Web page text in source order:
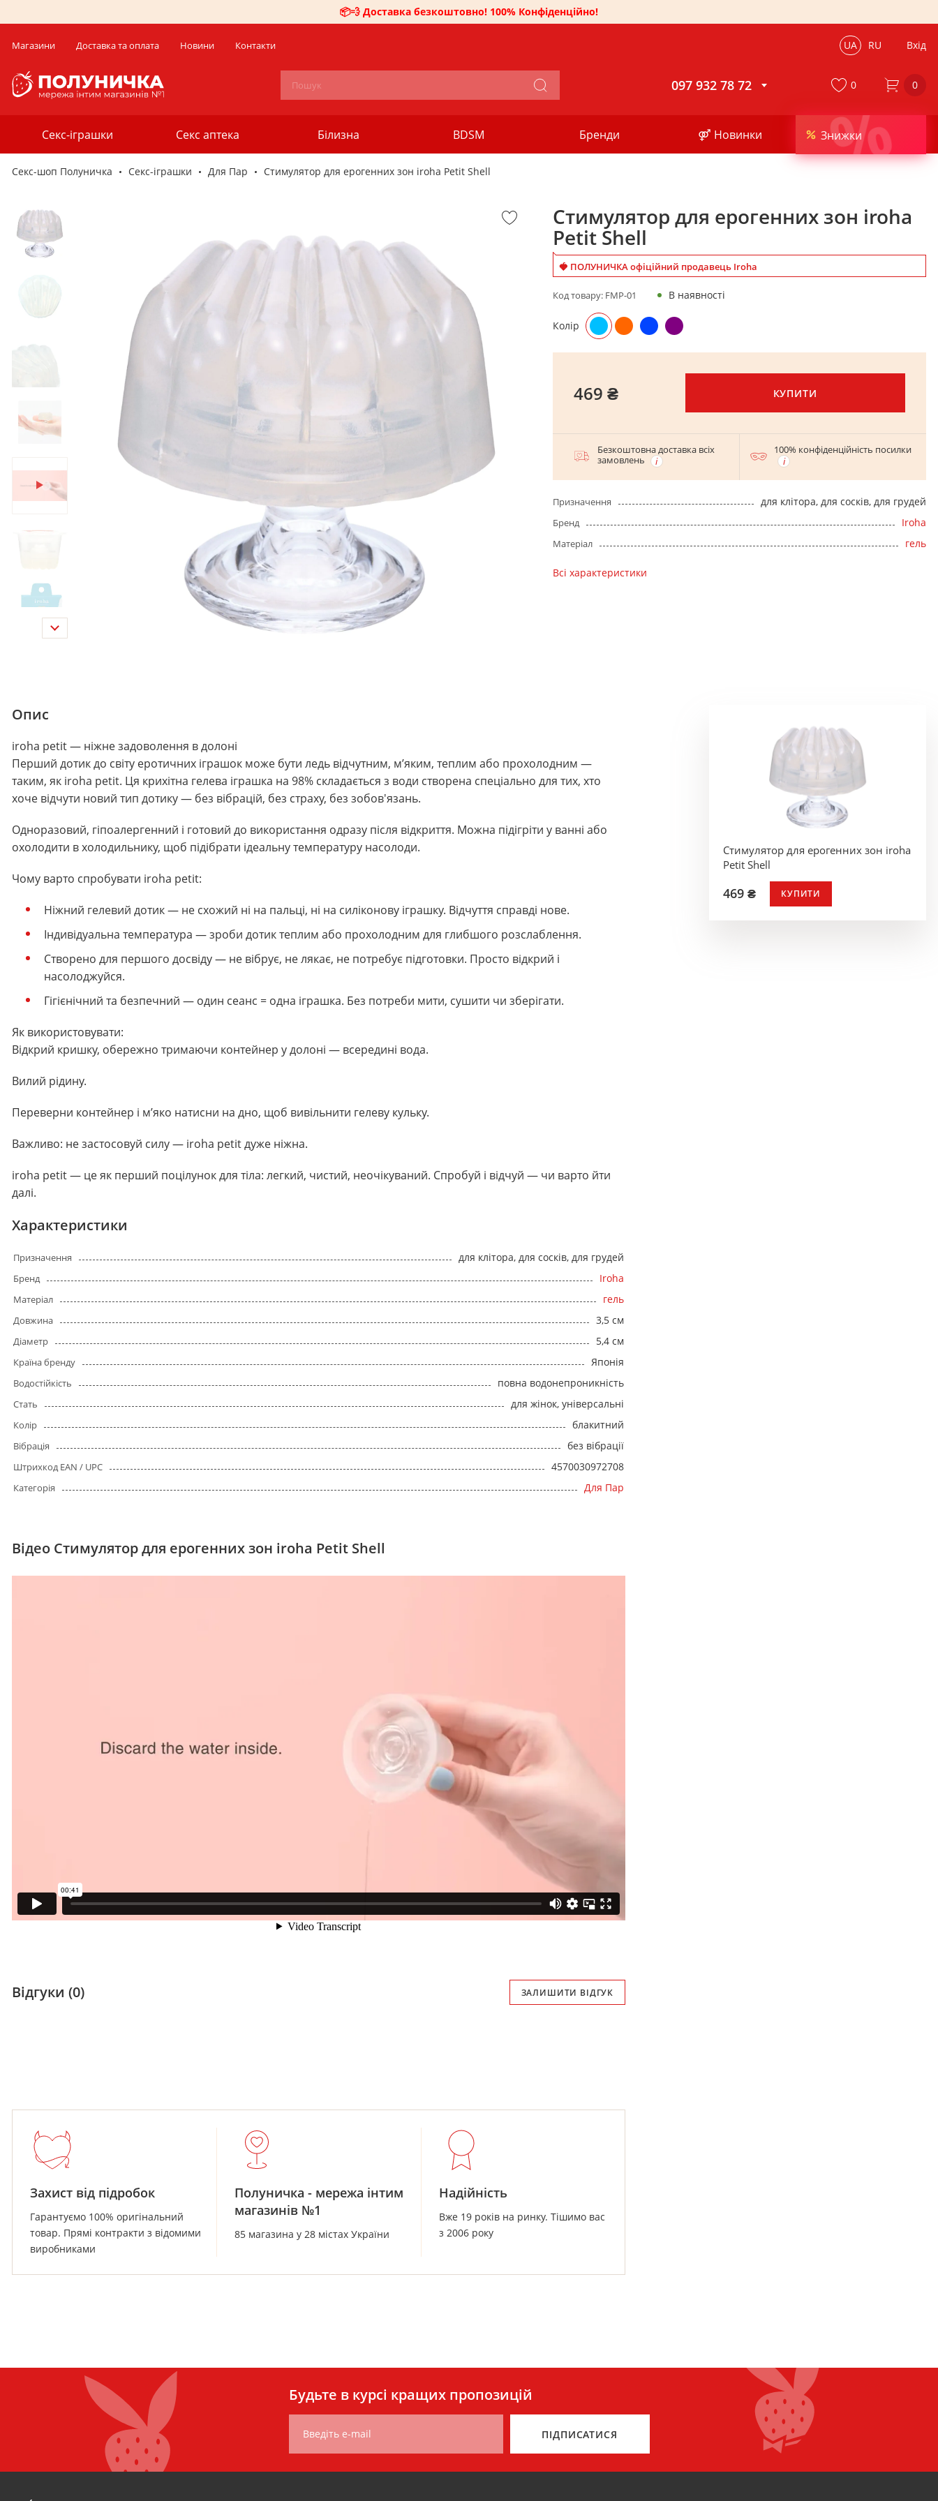
📦💨 Доставка безкоштовно! 100% Конфіденційно!
Магазини Доставка та оплата Новини Контакти UA RU Вхід
097 932 78 72 0
Секс-іграшки Секс аптека Білизна BDSM Бренди ⚤ Новинки %
Знижки
0
Секс-шоп Полуничка Секс-iграшки Для Пар Стимулятор для ерогенних зон iroha Petit Shell
Стимулятор для ерогенних зон iroha
Petit Shell
🍓 ПОЛУНИЧКА офіційний продавець Iroha
Код товару: FMP-01 В наявності
Колір
469 ₴ КУПИТИ
Безкоштовна доставка всіх
замовлень
100% конфіденційність посилки
Призначення для клітора, для сосків, для грудей
Бренд Iroha
Матеріал гель
Всі характеристики
Опис
iroha petit — ніжне задоволення в долоні
Перший дотик до світу еротичних іграшок може бути ледь відчутним, м’яким, теплим або прохолодним —
таким, як iroha petit. Ця крихітна гелева іграшка на 98% складається з води створена спеціально для тих, хто
хоче відчути новий тип дотику — без вібрацій, без страху, без зобов'язань.
Одноразовий, гіпоалергенний і готовий до використання одразу після відкриття. Можна підігріти у ванні або
охолодити в холодильнику, щоб підібрати ідеальну температуру насолоди.
Чому варто спробувати iroha petit:
Ніжний гелевий дотик — не схожий ні на пальці, ні на силіконову іграшку. Відчуття справді нове.
Індивідуальна температура — зроби дотик теплим або прохолодним для глибшого розслаблення.
Створено для першого досвіду — не вібрує, не лякає, не потребує підготовки. Просто відкрий і
насолоджуйся.
Гігієнічний та безпечний — один сеанс = одна іграшка. Без потреби мити, сушити чи зберігати.
Як використовувати:
Відкрий кришку, обережно тримаючи контейнер у долоні — всередині вода.
Вилий рідину.
Переверни контейнер і м’яко натисни на дно, щоб вивільнити гелеву кульку.
Важливо: не застосовуй силу — iroha petit дуже ніжна.
iroha petit — це як перший поцілунок для тіла: легкий, чистий, неочікуваний. Спробуй і відчуй — чи варто йти
далі.
Характеристики
Призначення для клітора, для сосків, для грудей
Бренд Iroha
Матеріал гель
Довжина 3,5 см
Діаметр 5,4 см
Країна бренду Японія
Водостійкість повна водонепроникність
Стать для жінок, універсальні
Колір блакитний
Вібрація без вібрації
Штрихкод EAN / UPC 4570030972708
Категорія Для Пар
Відео Стимулятор для ерогенних зон iroha Petit Shell
Відгуки (0) ЗАЛИШИТИ ВІДГУК
Стимулятор для ерогенних зон iroha
Petit Shell
469 ₴ КУПИТИ
Захист від підробок
Гарантуємо 100% оригінальний
товар. Прямі контракти з відомими
виробниками
Полуничка - мережа інтим
магазинів №1
85 магазина у 28 містах України
Надійність
Вже 19 років на ринку. Тішимо вас
з 2006 року
Будьте в курсі кращих пропозицій
Введіть e-mail ПІДПИСАТИСЯ